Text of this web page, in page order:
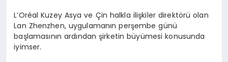
L’Oréal Kuzey Asya ve Çin halkla ilişkiler direktörü olan
Lan Zhenzhen, uygulamanın perşembe günü
başlamasının ardından şirketin büyümesi konusunda
iyimser.